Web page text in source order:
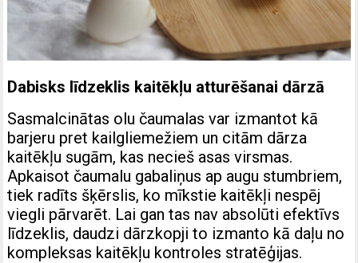
Dabisks līdzeklis kaitēkļu atturēšanai dārzā
Sasmalcinātas olu čaumalas var izmantot kā
barjeru pret kailgliemežiem un citām dārza
kaitēkļu sugām, kas necieš asas virsmas.
Apkaisot čaumalu gabaliņus ap augu stumbriem,
tiek radīts šķērslis, ko mīkstie kaitēkļi nespēj
viegli pārvarēt. Lai gan tas nav absolūti efektīvs
līdzeklis, daudzi dārzkopji to izmanto kā daļu no
kompleksas kaitēkļu kontroles stratēģijas.